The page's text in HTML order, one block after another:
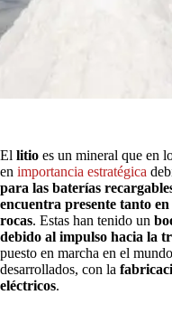
El litio es un mineral que en
en importancia estratégica
para las baterías
encuentra presente tanto en
rocas. Estas han tenido un
debido al impulso hacia la
puesto en marcha en el
desarrollados, con la
eléctricos.